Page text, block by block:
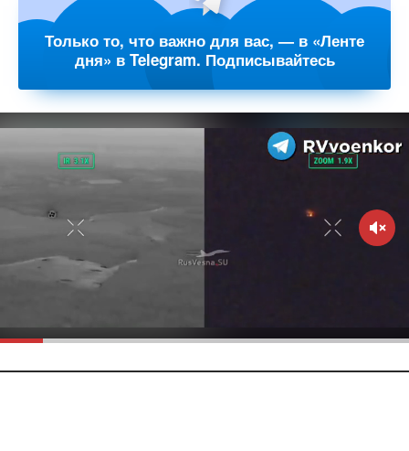
Только то, что важно для вас, — в «Ленте
дня» в Telegram. Подписывайтесь